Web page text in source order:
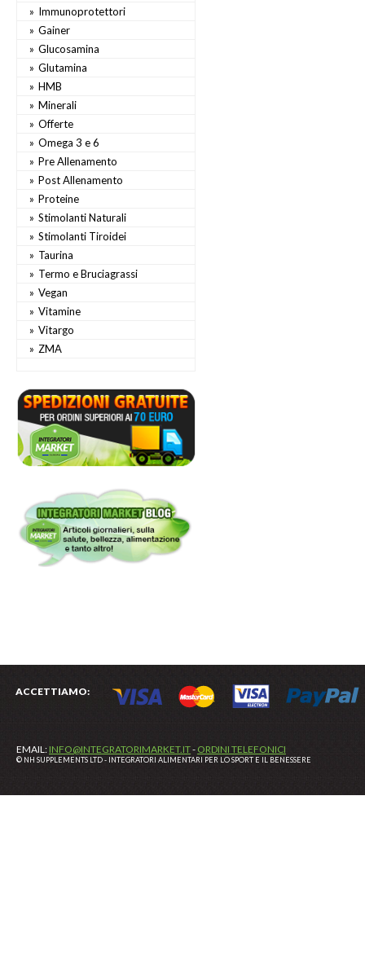
Immunoprotettori
Gainer
Glucosamina
Glutamina
HMB
Minerali
Offerte
Omega 3 e 6
Pre Allenamento
Post Allenamento
Proteine
Stimolanti Naturali
Stimolanti Tiroidei
Taurina
Termo e Bruciagrassi
Vegan
Vitamine
Vitargo
ZMA
ACCETTIAMO:
EMAIL:INFO@INTEGRATORIMARKET.IT- ORDINI TELEFONICI
© NH SUPPLEMENTS LTD - INTEGRATORI ALIMENTARI PER LO SPORT E IL BENESSERE